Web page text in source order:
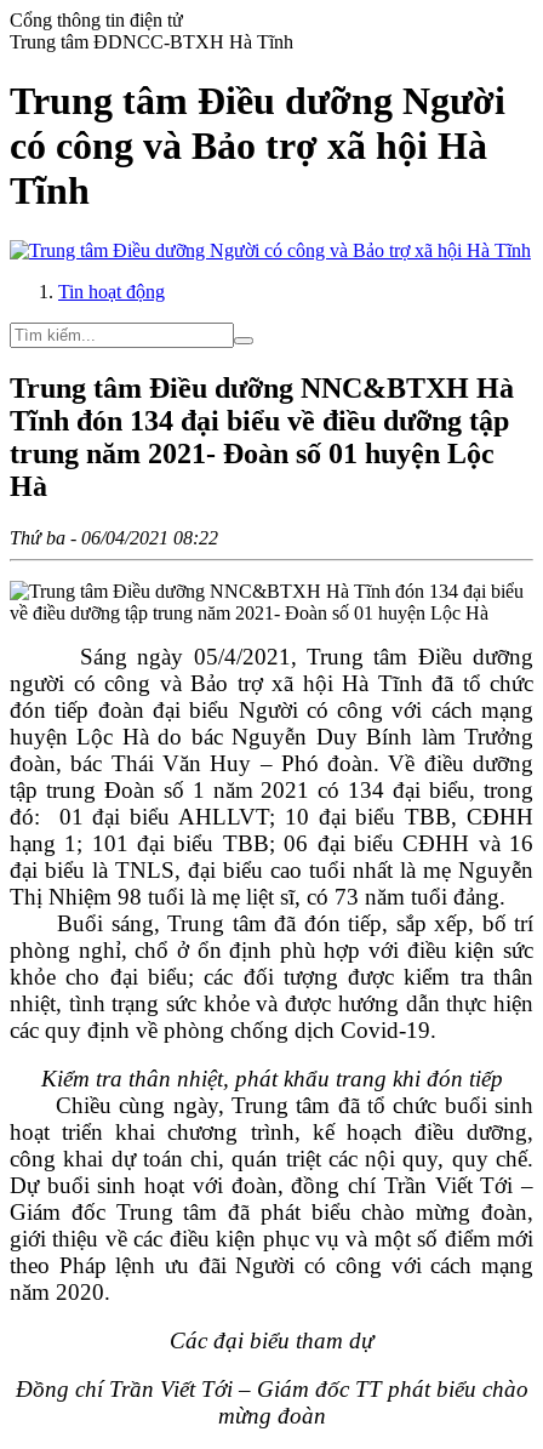
Cổng thông tin điện tử
Trung tâm ĐDNCC-BTXH Hà Tĩnh
Trung tâm Điều dưỡng Người
có công và Bảo trợ xã hội Hà
Tĩnh
Tin hoạt động
Trung tâm Điều dưỡng NNC&BTXH Hà
Tĩnh đón 134 đại biểu về điều dưỡng tập
trung năm 2021- Đoàn số 01 huyện Lộc
Hà
Thứ ba - 06/04/2021 08:22
Sáng ngày 05/4/2021, Trung tâm Điều dưỡng
người có công và Bảo trợ xã hội Hà Tĩnh đã tổ chức
đón tiếp đoàn đại biểu Người có công với cách mạng
huyện Lộc Hà do bác Nguyễn Duy Bính làm Trưởng
đoàn, bác Thái Văn Huy – Phó đoàn. Về điều dưỡng
tập trung Đoàn số 1 năm 2021 có 134 đại biểu, trong
đó: 01 đại biểu AHLLVT; 10 đại biểu TBB, CĐHH
hạng 1; 101 đại biểu TBB; 06 đại biểu CĐHH và 16
đại biểu là TNLS, đại biểu cao tuổi nhất là mẹ Nguyễn
Thị Nhiệm 98 tuổi là mẹ liệt sĩ, có 73 năm tuổi đảng.
Buổi sáng, Trung tâm đã đón tiếp, sắp xếp, bố trí
phòng nghỉ, chổ ở ổn định phù hợp với điều kiện sức
khỏe cho đại biểu; các đối tượng được kiểm tra thân
nhiệt, tình trạng sức khỏe và được hướng dẫn thực hiện
các quy định về phòng chống dịch Covid-19.
Kiểm tra thân nhiệt, phát khẩu trang khi đón tiếp
Chiều cùng ngày, Trung tâm đã tổ chức buổi sinh
hoạt triển khai chương trình, kế hoạch điều dưỡng,
công khai dự toán chi, quán triệt các nội quy, quy chế.
Dự buổi sinh hoạt với đoàn, đồng chí Trần Viết Tới –
Giám đốc Trung tâm đã phát biểu chào mừng đoàn,
giới thiệu về các điều kiện phục vụ và một số điểm mới
theo Pháp lệnh ưu đãi Người có công với cách mạng
năm 2020.
Các đại biểu tham dự
Đồng chí Trần Viết Tới – Giám đốc TT phát biểu chào
mừng đoàn